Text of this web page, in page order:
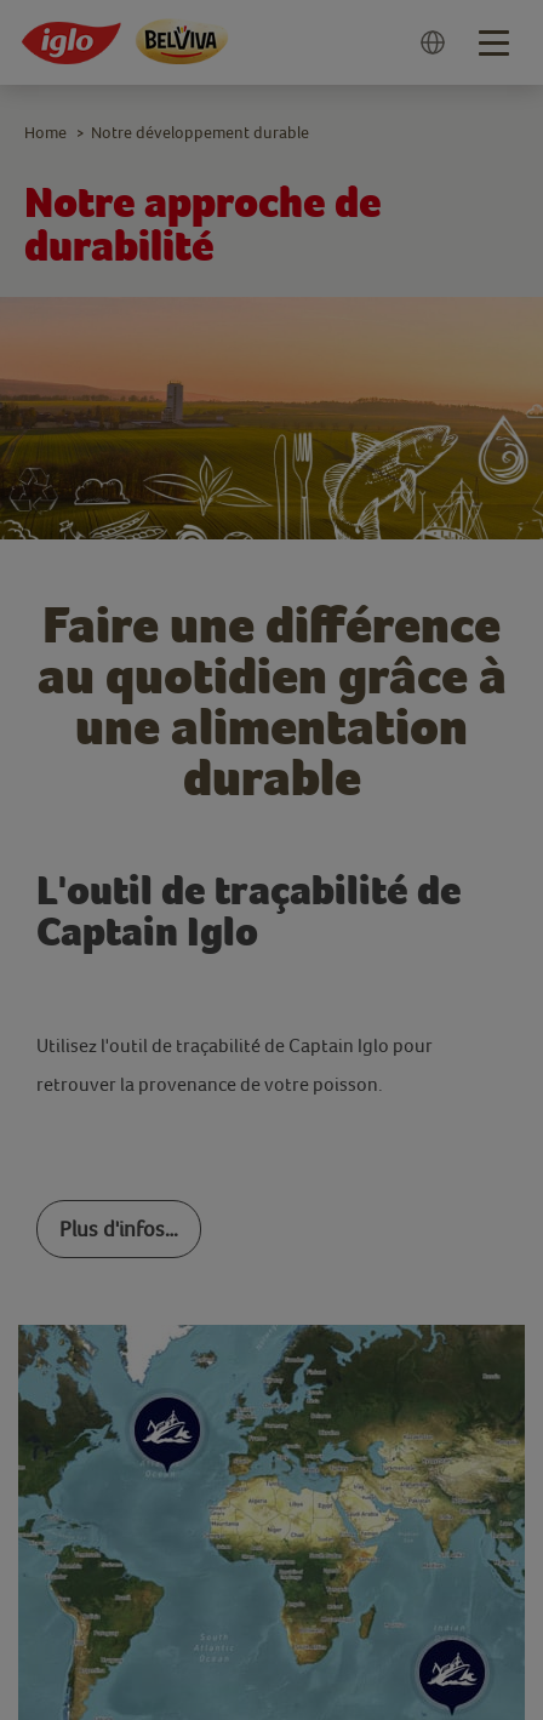
Notre approche de
durabilité
Home > Notre développement durable
Faire une différence
au quotidien grâce à
une alimentation
durable
L'outil de traçabilité de
Captain Iglo
Utilisez l'outil de traçabilité de Captain Iglo pour
retrouver la provenance de votre poisson.
Plus d'infos…